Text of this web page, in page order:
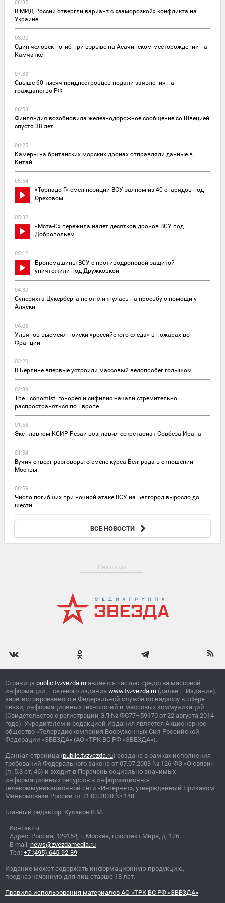
08:35
В МИД России отвергли вариант с «заморозкой» конфликта на
Украине
08:00
Один человек погиб при взрыве на Асачинском месторождении на
Камчатке
07:33
Свыше 60 тысяч приднестровцев подали заявления на
гражданство РФ
06:58
Финляндия возобновила железнодорожное сообщение со Швецией
спустя 38 лет
06:25
Камеры на британских морских дронах отправляли данные в
Китай
05:54
«Торнадо-Г» смел позиции ВСУ залпом из 40 снарядов под
Ореховом
05:32
«Мста-С» пережила налет десятков дронов ВСУ под
Добропольем
05:12
Бронемашины ВСУ с противодроновой защитой
уничтожили под Дружковкой
04:30
Суперяхта Цукерберга не откликнулась на просьбу о помощи у
Аляски
04:03
Ульянов высмеял поиски «российского следа» в пожарах во
Франции
03:20
В Берлине впервые устроили массовый велопробег голышом
02:39
The Economist: гонорея и сифилис начали стремительно
распространяться по Европе
01:58
Экс-главком КСИР Резаи возглавил секретариат Совбеза Ирана
01:34
Вучич отверг разговоры о смене курса Белграда в отношении
Москвы
00:59
Число погибших при ночной атаке ВСУ на Белгород выросло до
шести
Более 1 300 рейсов отменили в Шанхае из-за тайфуна «Долфин»
ВСЕ НОВОСТИ
Реклама
Страница public.tvzvezda.ru является частью средства массовой
информации – сетевого издания www.tvzvezda.ru (далее – Издание),
зарегистрированного в Федеральной службе по надзору в сфере
связи, информационных технологий и массовых коммуникаций
(Свидетельство о регистрации ЭЛ № ФС77–59170 от 22 августа 2014
года). Учредителем и редакцией Издания является Акционерное
общество «Телерадиокомпания Вооруженных Сил Российской
Федерации «ЗВЕЗДА» (АО «ТРК ВС РФ «ЗВЕЗДА»).
Данная страница (public.tvzvezda.ru) создана в рамках исполнения
требований Федерального закона от 07.07.2003 № 126-ФЗ «О связи»
(п. 5.3 ст. 46) и входит в Перечень социально значимых
информационных ресурсов в информационно-
телекоммуникационной сети «Интернет», утвержденный Приказом
Минкомсвязи России от 31.03.2020 № 148.
Главный редактор: Кулаков В.М.
Контакты
Адрес: Россия, 129164, г. Москва, проспект Мира, д. 126
E-mail: news@zvezdamedia.ru
Тел: +7 (495) 645-92-89
Издание может содержать информационную продукцию,
предназначенную для лиц старше 18 лет.
Правила использования материалов АО «ТРК ВС РФ «ЗВЕЗДА»